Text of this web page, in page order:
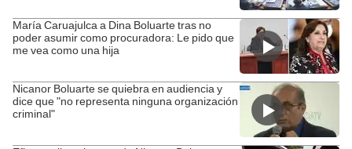
María Caruajulca a Dina Boluarte tras no
poder asumir como procuradora: Le pido que
me vea como una hija
Nicanor Boluarte se quiebra en audiencia y
dice que "no representa ninguna organización
criminal"